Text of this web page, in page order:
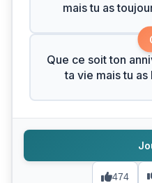
mais tu as
Que ce soit ton
ta vie mais tu
474